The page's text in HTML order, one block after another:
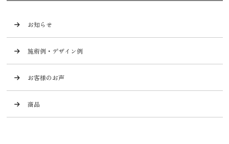
お知らせ
施術例・デザイン例
お客様のお声
商品